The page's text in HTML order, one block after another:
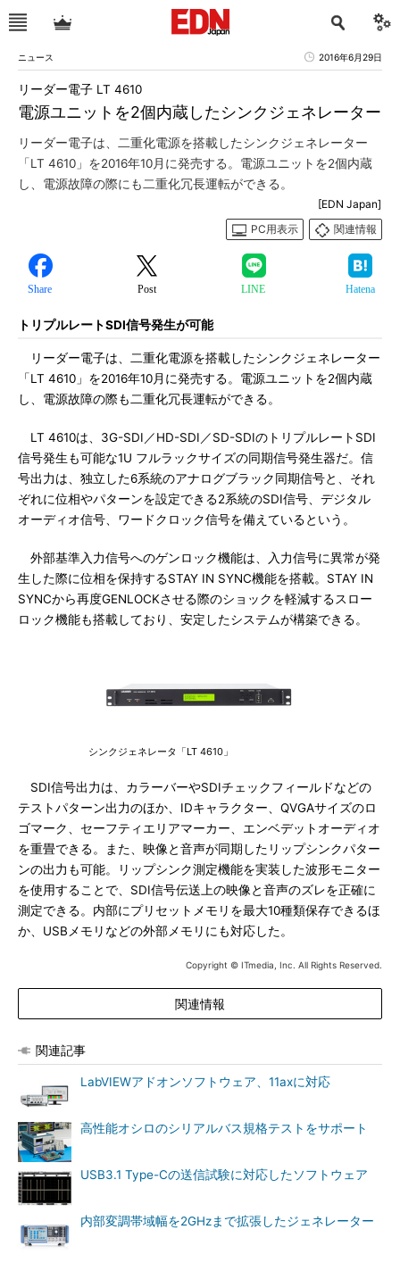
ニュース 2016年6月29日
電源ユニットを2個内蔵したシンクジェネレーター
リーダー電子 LT 4610
リーダー電子は、二重化電源を搭載したシンクジェネレーター
「LT 4610」を2016年10月に発売する。電源ユニットを2個内蔵
し、電源故障の際にも二重化冗長運転ができる。
[EDN Japan]
PC用表示
関連情報
Share Post LINE Hatena
トリプルレートSDI信号発生が可能
リーダー電子は、二重化電源を搭載したシンクジェネレーター
「LT 4610」を2016年10月に発売する。電源ユニットを2個内蔵
し、電源故障の際も二重化冗長運転ができる。
LT 4610は、3G-SDI／HD-SDI／SD-SDIのトリプルレートSDI
信号発生も可能な1U フルラックサイズの同期信号発生器だ。信
号出力は、独立した6系統のアナログブラック同期信号と、それ
ぞれに位相やパターンを設定できる2系統のSDI信号、デジタル
オーディオ信号、ワードクロック信号を備えているという。
外部基準入力信号へのゲンロック機能は、入力信号に異常が発
生した際に位相を保持するSTAY IN SYNC機能を搭載。STAY IN
SYNCから再度GENLOCKさせる際のショックを軽減するスロー
ロック機能も搭載しており、安定したシステムが構築できる。
シンクジェネレータ「LT 4610」
SDI信号出力は、カラーバーやSDIチェックフィールドなどの
テストパターン出力のほか、IDキャラクター、QVGAサイズのロ
ゴマーク、セーフティエリアマーカー、エンベデットオーディオ
を重畳できる。また、映像と音声が同期したリップシンクパター
ンの出力も可能。リップシンク測定機能を実装した波形モニター
を使用することで、SDI信号伝送上の映像と音声のズレを正確に
測定できる。内部にプリセットメモリを最大10種類保存できるほ
か、USBメモリなどの外部メモリにも対応した。
Copyright © ITmedia, Inc. All Rights Reserved.
関連情報
関連記事
LabVIEWアドオンソフトウェア、11axに対応
高性能オシロのシリアルバス規格テストをサポート
USB3.1 Type-Cの送信試験に対応したソフトウェア
内部変調帯域幅を2GHzまで拡張したジェネレーター